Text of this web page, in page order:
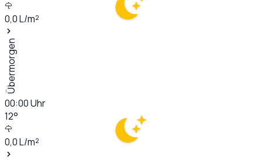
0,0L/m²
Übermorgen
00:00Uhr
12°
0,0L/m²